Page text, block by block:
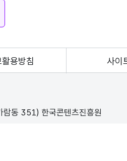
용방침 사이
동 351) 한국콘텐츠진흥원